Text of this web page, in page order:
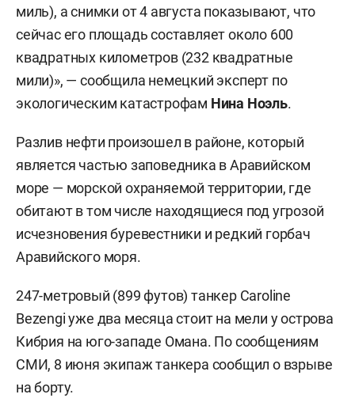
миль), а снимки от 4 августа показывают, что
сейчас его площадь составляет около 600
квадратных километров (232 квадратные
мили)», — сообщила немецкий эксперт по
экологическим катастрофам Нина Ноэль.
Разлив нефти произошел в районе, который
является частью заповедника в Аравийском
море — морской охраняемой территории, где
обитают в том числе находящиеся под угрозой
исчезновения буревестники и редкий горбач
Аравийского моря.
247-метровый (899 футов) танкер Caroline
Bezengi уже два месяца стоит на мели у острова
Кибрия на юго-западе Омана. По сообщениям
СМИ, 8 июня экипаж танкера сообщил о взрыве
на борту.